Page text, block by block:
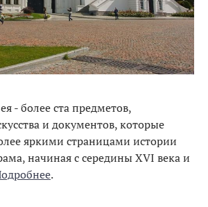
- более ста предметов,
и документов, которые
яркими страницами истории
начиная с середины XVI века и
.